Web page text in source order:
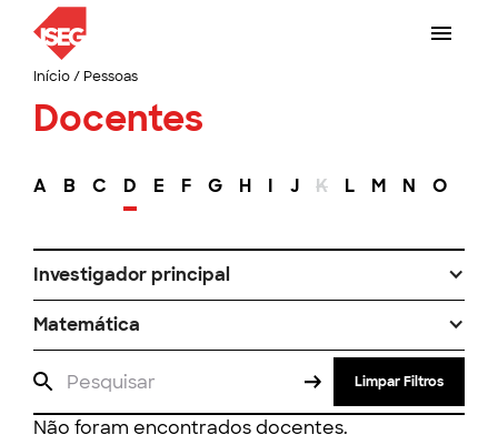
Início/ Pessoas
Docentes
A B C D E F G H I J K L M N O
Investigador principal
Matemática
Limpar Filtros
Não foram encontrados docentes.